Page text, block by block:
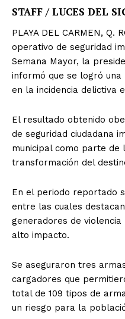
STAFF / LUCES DEL
PLAYA DEL CARMEN, Q.
operativo de seguridad
Semana Mayor, la
informó que se logró
en la incidencia delictiva
El resultado obtenido
de seguridad ciudadana
municipal como parte
transformación del
En el periodo reportado
entre las cuales
generadores de
alto impacto.
Se aseguraron tres
cargadores que
total de 109 tipos de
un riesgo para la